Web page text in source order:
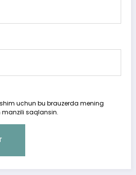
uchun bu brauzerda mening
saqlansin.